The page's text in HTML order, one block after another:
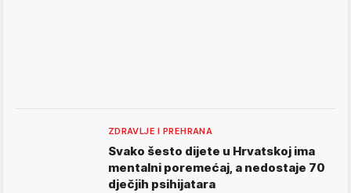
ZDRAVLJE I PREHRANA
Svako šesto dijete u Hrvatskoj ima
mentalni poremećaj, a nedostaje 70
dječjih psihijatara